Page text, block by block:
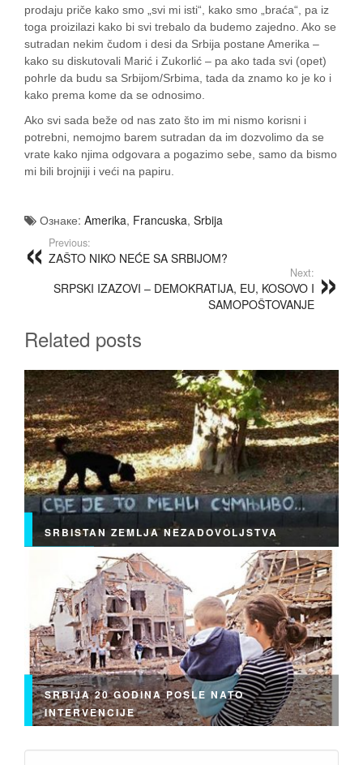
prodaju priče kako smo „svi mi isti“, kako smo „braća“, pa iz
toga proizilazi kako bi svi trebalo da budemo zajedno. Ako se
sutradan nekim čudom i desi da Srbija postane Amerika –
kako su diskutovali Marić i Zukorlić – pa ako tada svi (opet)
pohrle da budu sa Srbijom/Srbima, tada da znamo ko je ko i
kako prema kome da se odnosimo.
Ako svi sada beže od nas zato što im mi nismo korisni i
potrebni, nemojmo barem sutradan da im dozvolimo da se
vrate kako njima odgovara a pogazimo sebe, samo da bismo
mi bili brojniji i veći na papiru.
Ознаке: Amerika, Francuska, Srbija
Previous:
ZAŠTO NIKO NEĆE SA SRBIJOM?
Next:
SRPSKI IZAZOVI – DEMOKRATIJA, EU, KOSOVO I
SAMOPOŠTOVANJE
Related posts
SRBISTAN ZEMLJA NEZADOVOLJSTVA
SRBIJA 20 GODINA POSLE NATO
INTERVENCIJE